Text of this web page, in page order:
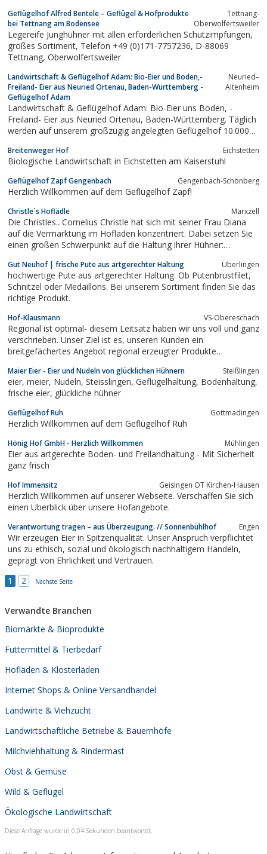
Geflügelhof Alfred Bentele – Geflügel & Hofprodukte
bei Tettnang am Bodensee
Tettnang-
Oberwolfertsweiler
Legereife Junghühner mit allen erforderlichen Schutzimpfungen,
großes Sortiment, Telefon +49 (0)171-7757236, D-88069
Tettnang, Oberwolfertsweiler
Landwirtschaft & Geflügelhof Adam: Bio-Eier und Boden,-
Freiland- Eier aus Neuried Ortenau, Baden-Württemberg -
Geflügelhof Adam
Neuried–
Altenheim
Landwirtschaft & Geflügelhof Adam: Bio-Eier uns Boden, -
Freiland- Eier aus Neuried Ortenau, Baden-Württemberg. Täglich
werden auf unserem großzügig angelegten Geflügelhof 10.000
konventioneller Bodenhaltung, Freilandhaltung sowie auch Bio-
Eier unseres Rohrburger Bio...
Breitenweger Hof Eichstetten
Biologische Landwirtschaft in Eichstetten am Kaiserstuhl
Geflügelhof Zapf Gengenbach Gengenbach-Schönberg
Herzlich Willkommen auf dem Geflügelhof Zapf!
Christle`s Hoflädle Marxzell
Die Christles.. Cornelius Christle hat sich mit seiner Frau Diana
auf die Vermarktung im Hofladen konzentriert. Dabei setzen Sie
einen großen Schwerpunkt auf die Haltung ihrer Hühner:
ist nun auch das Holzofenbrot
Gut Neuhof | frische Pute aus artgerechter Haltung Überlingen
hochwertige Pute aus artgerechter Haltung. Ob Putenbrustfilet,
Schnitzel oder Medaillons. Bei unserem Sortiment finden Sie das
richtige Produkt.
Hof-Klausmann VS-Obereschach
Regional ist optimal- diesem Leitsatz haben wir uns voll und ganz
verschrieben. Unser Ziel ist es, unseren Kunden ein
breitgefächertes Angebot regional erzeugter Produkte
Maier Eier - Eier und Nudeln von glücklichen Hühnern Steißlingen
eier, meier, Nudeln, Steisslingen, Geflügelhaltung, Bodenhaltung,
frische eier, glückliche hühner
Geflügelhof Ruh Gottmadingen
Herzlich Willkommen auf dem Geflügelhof Ruh
Hönig Hof GmbH - Herzlich Willkommen Mühlingen
Eier aus artgerechte Boden- und Freilandhaltung - Mit Sicherheit
ganz frisch
Hof Immensitz Geisingen OT Kirchen-Hausen
Herzlich Willkommen auf unserer Webseite. Verschaffen Sie sich
einen Überblick über unsere Hofangebote.
Verantwortung tragen – aus Überzeugung. // Sonnenbühlhof Engen
Wir erzeugen Eier in Spitzenqualität. Unser Anspruch verpflichtet
uns zu ethisch, sozial und ökologisch nachhaltigem Handeln,
geprägt von Ehrlichkeit und Vertrauen.
1
2 Nächste Seite
Verwandte Branchen
Biomärkte & Bioprodukte
Futtermittel & Tierbedarf
Hofläden & Klosterläden
Internet Shops & Online Versandhandel
Landwirte & Viehzucht
Landwirtschaftliche Betriebe & Bauernhöfe
Milchviehhaltung & Rindermast
Obst & Gemüse
Wild & Geflügel
Ökologische Landwirtschaft
Diese Anfrage wurde in 0,04 Sekunden beantwortet.